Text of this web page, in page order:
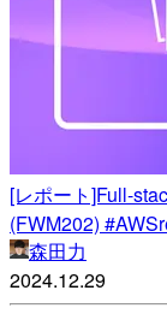
[レポート]Full-
(FWM202)
森田力
2024.12.29